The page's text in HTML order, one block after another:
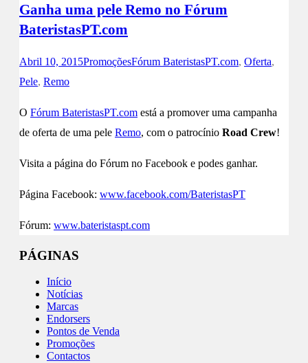
Contactos
Ganha uma pele Remo no Fórum
BateristasPT.com
Abril 10, 2015PromoçõesFórum BateristasPT.com, Oferta,
Pele, Remo
O Fórum BateristasPT.com está a promover uma campanha
de oferta de uma pele Remo, com o patrocínio Road Crew!
Visita a página do Fórum no Facebook e podes ganhar.
Página Facebook: www.facebook.com/BateristasPT
Fórum: www.bateristaspt.com
PÁGINAS
Início
Notícias
Marcas
Endorsers
Pontos de Venda
Promoções
Contactos